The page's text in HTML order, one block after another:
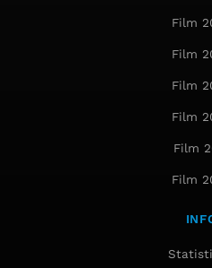
Film
Film
Film
Film
Film
Film